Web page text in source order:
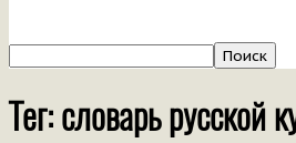
Тег: словарь русской